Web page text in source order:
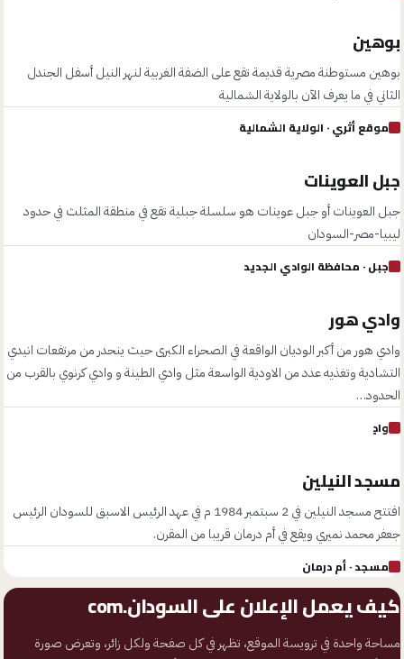
بوهين
بوهين مستوطنة مصرية قديمة تقع على الضفة الغربية لنهر النيل أسفل الجندل
الثاني في ما يعرف الآن بالولاية الشمالية
موقع أثري· الولاية الشمالية
جبل العوينات
جبل العوينات أو جبل عوينات هو سلسلة جبلية تقع في منطقة المثلث في حدود
ليبيا-مصر-السودان
جبل· محافظة الوادي الجديد
وادي هور
وادي هور من أكبر الوديان الواقعة في الصحراء الكبرى حيث ينحدر من مرتفعات انيدي
التشادية وتغذيه عدد من الاودية الواسعة مثل وادي الطينة و وادي كرنوي بالقرب من
الحدود…
وادٍ
مسجد النيلين
افتتح مسجد النيلين في 2 سبتمبر 1984 م في عهد الرئيس الاسبق للسودان الرئيس
جعفر محمد نميري ويقع في أم درمان قريبا من المقرن.
مسجد· أم درمان
كيف يعمل الإعلان علىالسودان.com
مساحة واحدة في ترويسة الموقع، تظهر في كل صفحة ولكل زائر، وتعرض صورة